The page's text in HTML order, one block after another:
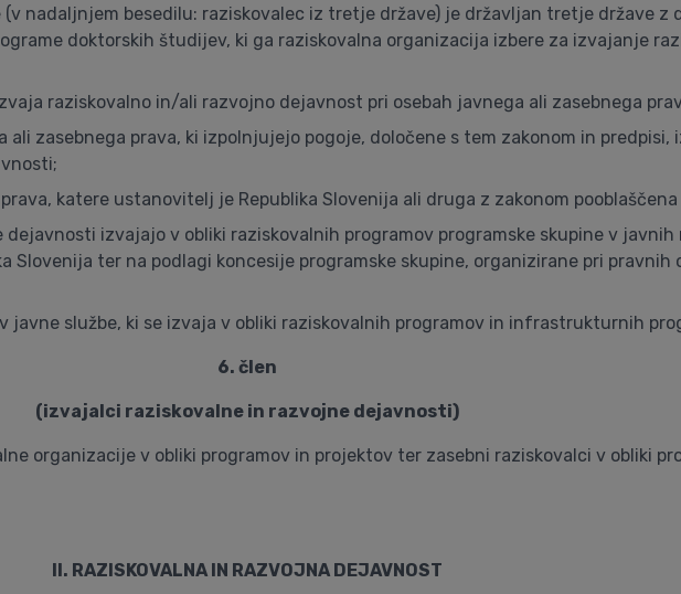
nadaljnjem besedilu: raziskovalec iz tretje države) je državljan tretje države z
doktorskih študijev, ki ga raziskovalna organizacija izbere za izvajanje
raziskovalno in/ali razvojno dejavnost pri osebah javnega ali zasebnega
zasebnega prava, ki izpolnjujejo pogoje, določene s tem zakonom in predpisi,
katere ustanovitelj je Republika Slovenija ali druga z zakonom
izvajajo v obliki raziskovalnih programov programske skupine v
Slovenija ter na podlagi koncesije programske skupine, organizirane pri pravnih
službe, ki se izvaja v obliki raziskovalnih programov in infrastrukturnih
6. člen
(izvajalci raziskovalne in razvojne dejavnosti)
organizacije v obliki programov in projektov ter zasebni raziskovalci v obliki
II. RAZISKOVALNA IN RAZVOJNA DEJAVNOST